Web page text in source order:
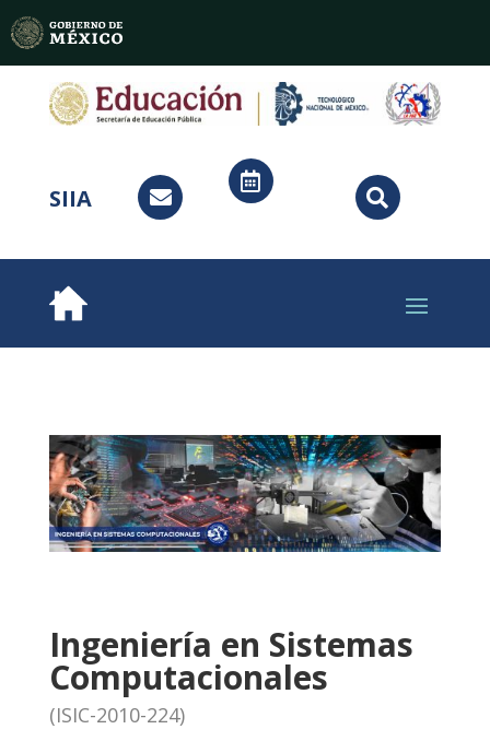
SIIA 


Ingeniería en Sistemas
Computacionales
(ISIC-2010-224)